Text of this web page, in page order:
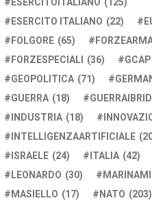
ESERCITO ITALIANO (22)
FOLGORE (65)
FORZESPECIALI (36) GCAP
GEOPOLITICA (71)
GUERRA (18)
INDUSTRIA (18)
INTELLIGENZAARTIFICIALE
ISRAELE (24) ITALIA (42)
LEONARDO (30)
MASIELLO (17) NATO (203)